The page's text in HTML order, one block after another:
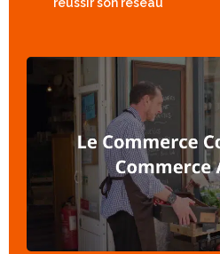
réussir son réseau